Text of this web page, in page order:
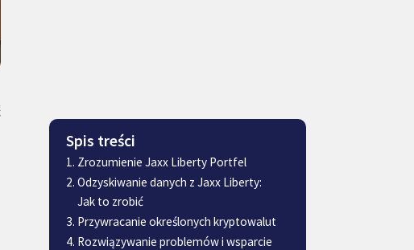
Spis treści
Zrozumienie Jaxx Liberty Portfel
Odzyskiwanie danych z Jaxx Liberty:
Jak to zrobić
Przywracanie określonych kryptowalut
Rozwiązywanie problemów i wsparcie